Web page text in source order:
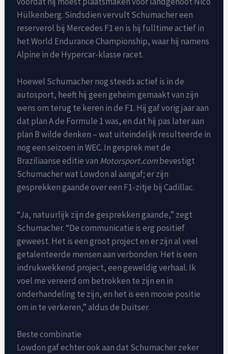
Hülkenberg. Sindsdien vervult Schumacher een
reserverol bij Mercedes F1 en is hij fulltime actief in
het World Endurance Championship, waar hij namens
Alpine in de Hypercar-klasse racet.
Hoewel Schumacher nog steeds actief is in de
autosport, heeft hij geen geheim gemaakt van zijn
wens om terug te keren in de F1. Hij gaf vorig jaar aan
dat plan A de Formule 1 was, en dat hij pas later aan
plan B wilde denken – wat uiteindelijk resulteerde in
nog een seizoen in WEC. In gesprek met de
Braziliaanse editie van Motorsport.combevestigt
Schumacher wat Lowdon al aangaf; er zijn
gesprekken gaande over een F1-zitje bij Cadillac.
“Ja, natuurlijk zijn de gesprekken gaande,” zegt
Schumacher. “De communicatie is erg positief
geweest. Het is een groot project en er zijn al veel
getalenteerde mensen aan verbonden. Het is een
indrukwekkend project, een geweldig verhaal. Ik
voel me vereerd om betrokken te zijn en in
onderhandeling te zijn, en het is een mooie positie
om in te verkeren,” aldus de Duitser.
Beste combinatie
Lowdon gaf echter ook aan dat Schumacher zeker